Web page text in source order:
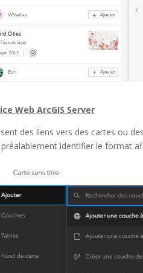
Web ArcGIS Server
des liens vers des cartes ou
identifier le format